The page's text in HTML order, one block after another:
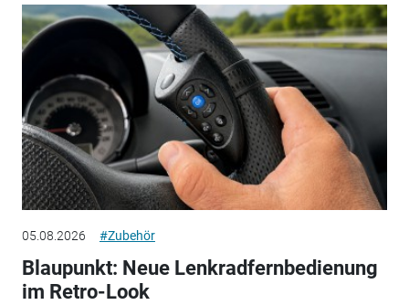
05.08.2026 #Zubehör
Blaupunkt: Neue Lenkradfernbedienung
im Retro-Look